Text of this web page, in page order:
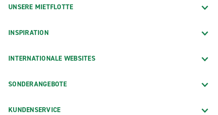
UNSERE MIETFLOTTE
INSPIRATION
INTERNATIONALE WEBSITES
SONDERANGEBOTE
KUNDENSERVICE